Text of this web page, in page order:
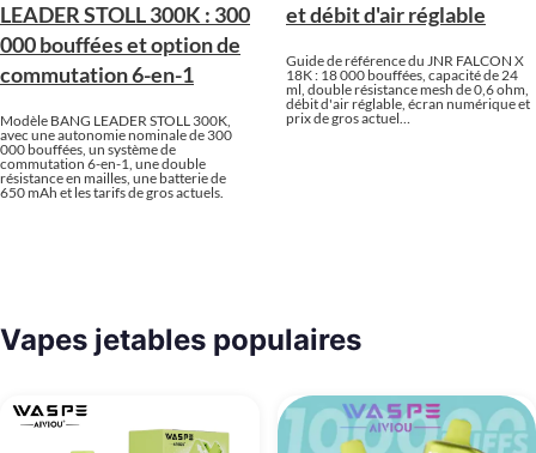
LEADER STOLL 300K : 300
000 bouffées et option de
commutation 6-en-1
Modèle BANG LEADER STOLL 300K,
avec une autonomie nominale de 300
000 bouffées, un système de
commutation 6-en-1, une double
résistance en mailles, une batterie de
650 mAh et les tarifs de gros actuels.
et débit d'air réglable
Guide de référence du JNR FALCON X
18K : 18 000 bouffées, capacité de 24
ml, double résistance mesh de 0,6 ohm,
débit d'air réglable, écran numérique et
prix de gros actuel…
Vapes jetables populaires